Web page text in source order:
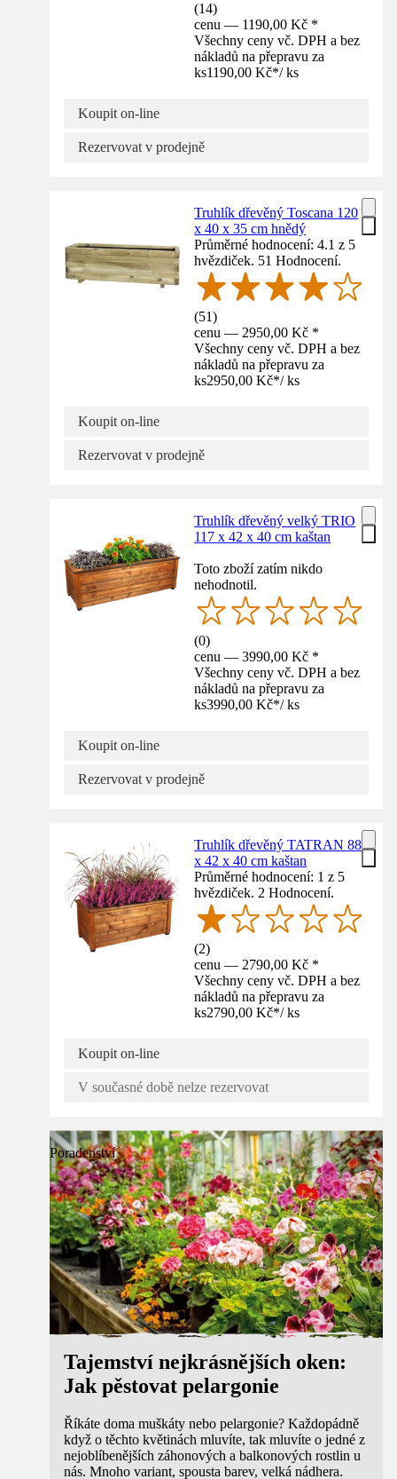
(14)
cenu — 1190,00 Kč *
Všechny ceny vč. DPH a bez
nákladů na přepravu za
ks1190,00 Kč*/ ks
Koupit on-line
Rezervovat v prodejně
Truhlík dřevěný Toscana 120
x 40 x 35 cm hnědý
Průměrné hodnocení: 4.1 z 5
hvězdiček. 51 Hodnocení.
(51)
cenu — 2950,00 Kč *
Všechny ceny vč. DPH a bez
nákladů na přepravu za
ks2950,00 Kč*/ ks
Koupit on-line
Rezervovat v prodejně
Truhlík dřevěný velký TRIO
117 x 42 x 40 cm kaštan
Toto zboží zatím nikdo
nehodnotil.
(0)
cenu — 3990,00 Kč *
Všechny ceny vč. DPH a bez
nákladů na přepravu za
ks3990,00 Kč*/ ks
Koupit on-line
Rezervovat v prodejně
Truhlík dřevěný TATRAN 88
x 42 x 40 cm kaštan
Průměrné hodnocení: 1 z 5
hvězdiček. 2 Hodnocení.
(2)
cenu — 2790,00 Kč *
Všechny ceny vč. DPH a bez
nákladů na přepravu za
ks2790,00 Kč*/ ks
Koupit on-line
V současné době nelze rezervovat
Poradenství
Tajemství nejkrásnějších oken:
Jak pěstovat pelargonie
Říkáte doma muškáty nebo pelargonie? Každopádně
když o těchto květinách mluvíte, tak mluvíte o jedné z
nejoblíbenějších záhonových a balkonových rostlin u
nás. Mnoho variant, spousta barev, velká nádhera.